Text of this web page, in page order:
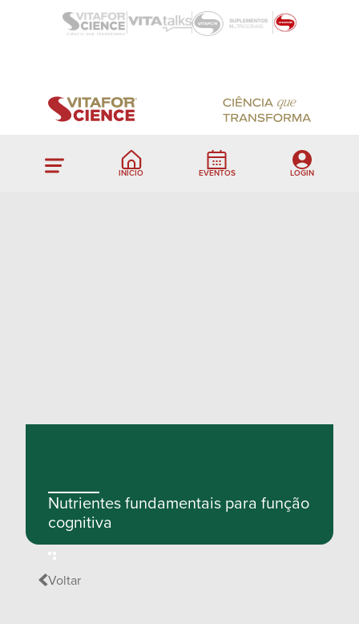
INÍCIO EVENTOS LOGIN
Nutrientes fundamentais para função
cognitiva
Voltar